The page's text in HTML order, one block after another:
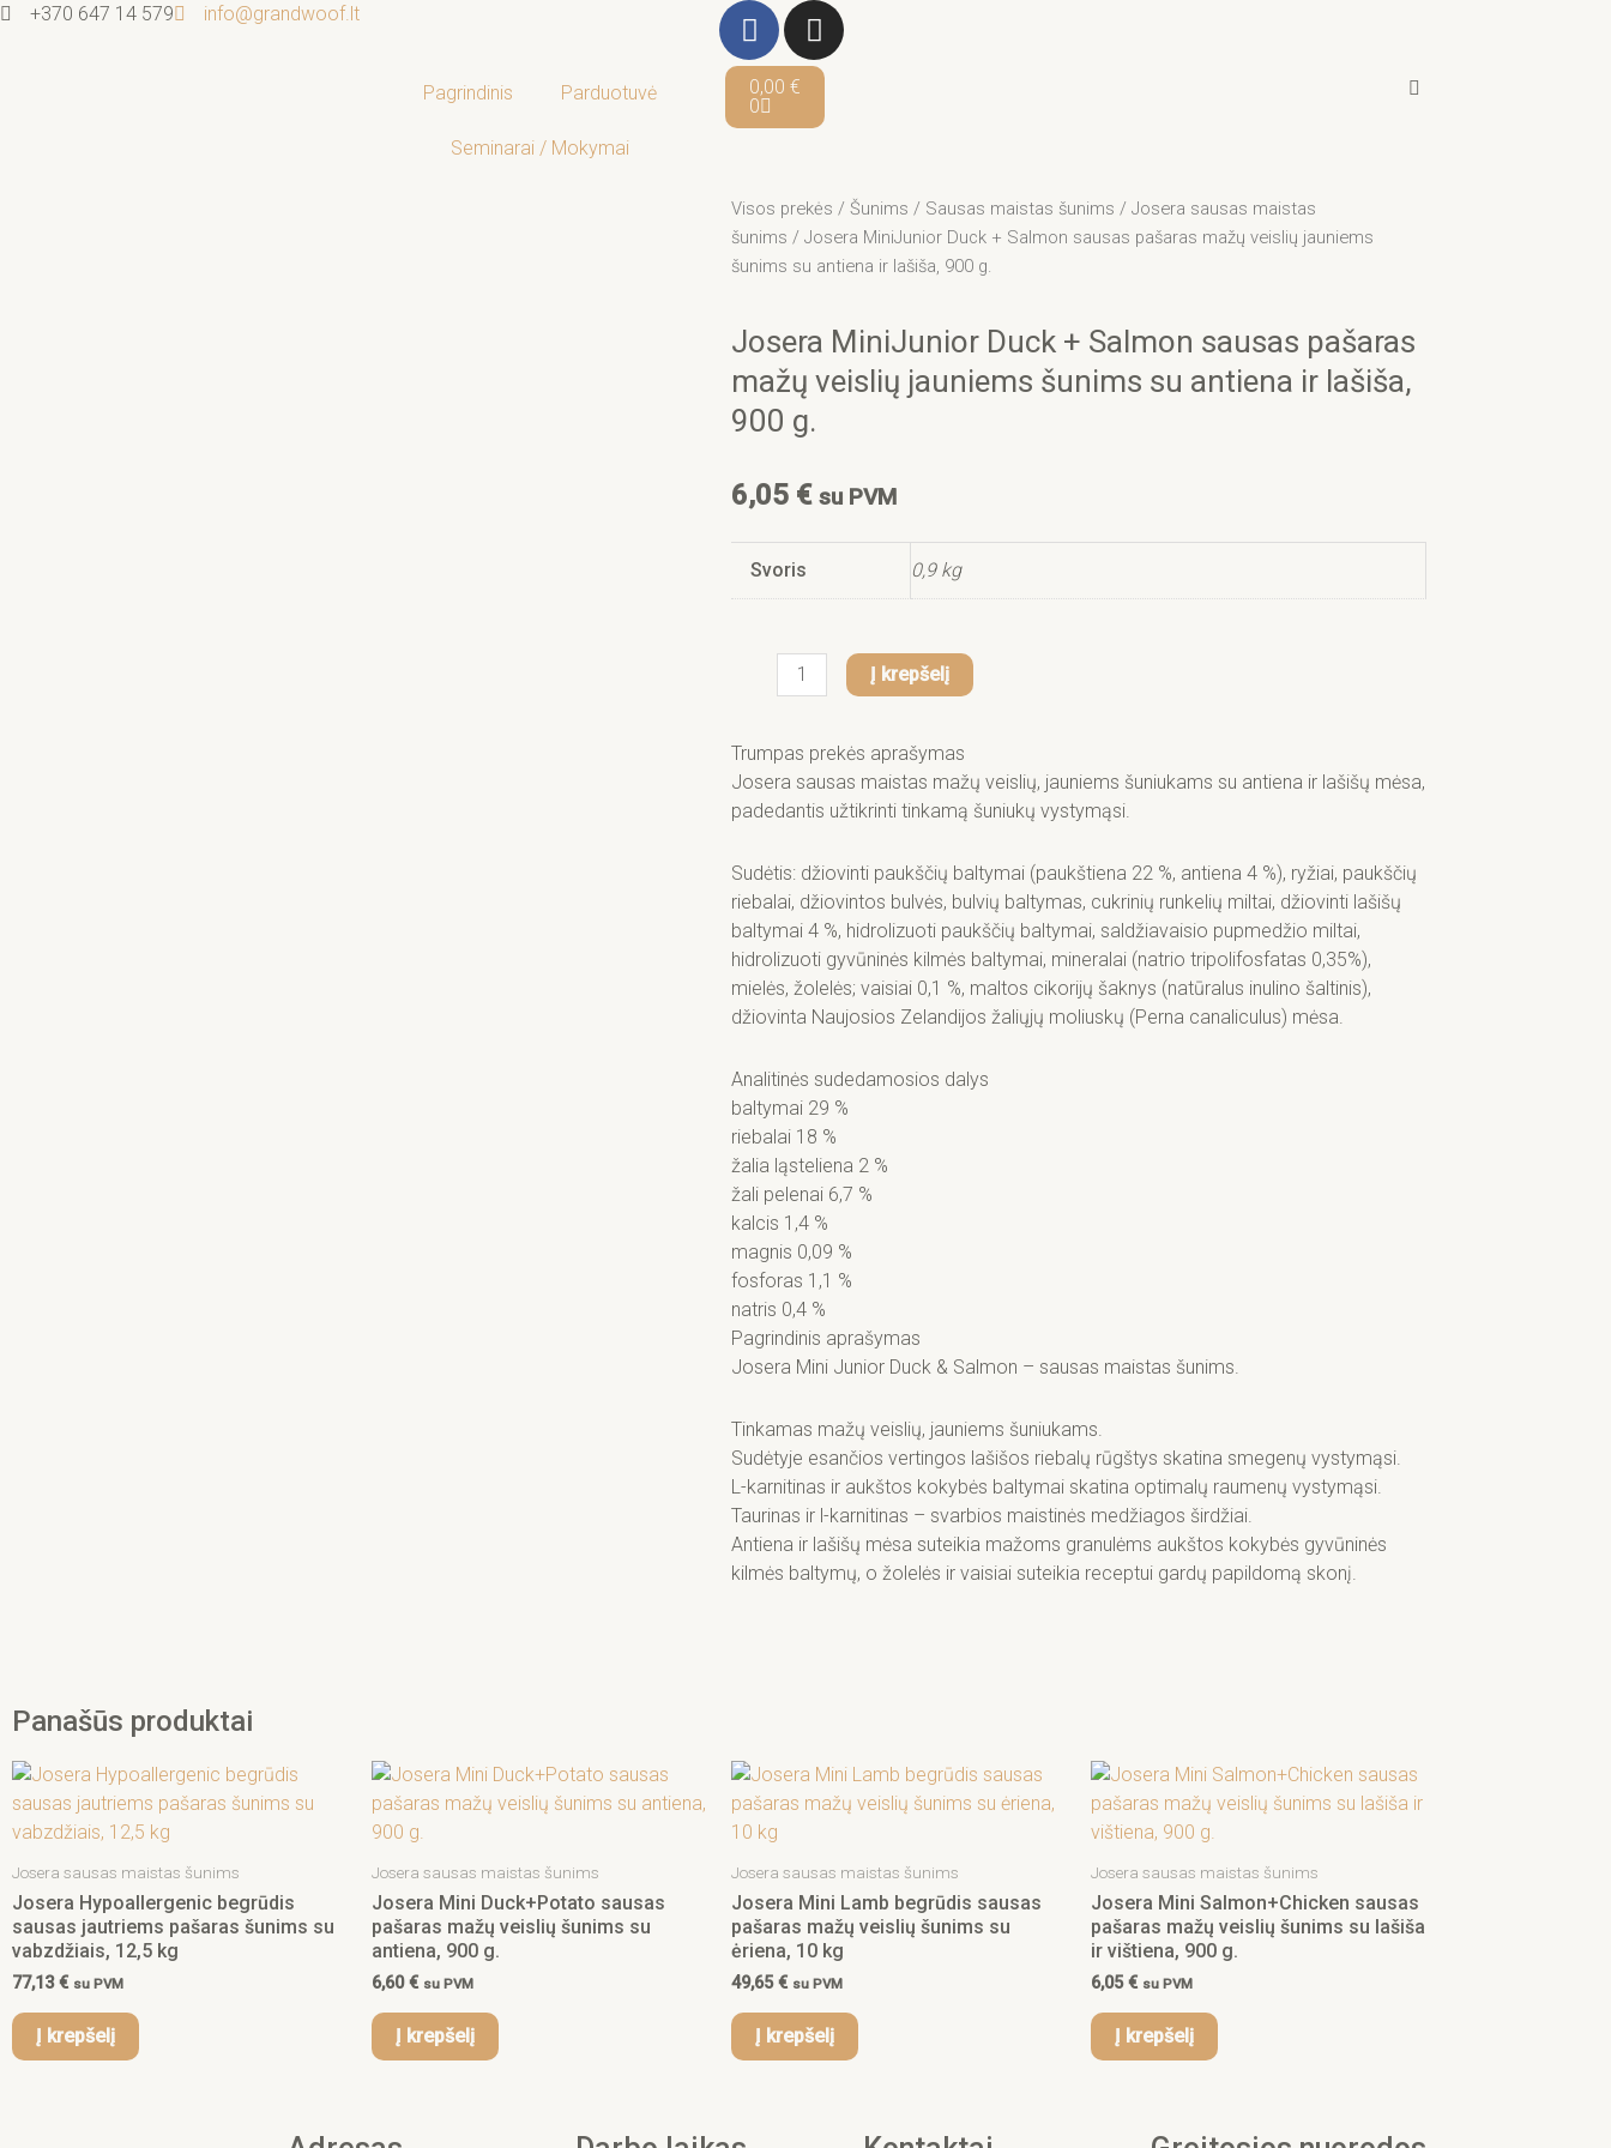
Pereiti+370 647 14 579 info@grandwoof.lt
F
a
c
e
b
k
-
f
I
n
s
a
r
a
m
Pagrindinis Parduotuvė
Seminarai / Mokymai
0,00 €
0
Cart
Visos prekės / Šunims / Sausas maistas šunims / Josera sausas maistas
šunims / Josera MiniJunior Duck + Salmon sausas pašaras mažų veislių jauniems
šunims su antiena ir lašiša, 900 g.
Josera MiniJunior Duck + Salmon sausas pašaras
mažų veislių jauniems šunims su antiena ir lašiša,
900 g.
6,05 € su PVM
Svoris 0,9 kg
produkto
kiekis:
MiniJunior
Duck
+
sausas
pašaras
mažų
veislių
jauniems
šunims
antiena
ir
lašiša,
900
g.
Į krepšelį
Trumpas prekės aprašymas
Josera sausas maistas mažų veislių, jauniems šuniukams su antiena ir lašišų mėsa,
padedantis užtikrinti tinkamą šuniukų vystymąsi.
Sudėtis: džiovinti paukščių baltymai (paukštiena 22 %, antiena 4 %), ryžiai, paukščių
riebalai, džiovintos bulvės, bulvių baltymas, cukrinių runkelių miltai, džiovinti lašišų
baltymai 4 %, hidrolizuoti paukščių baltymai, saldžiavaisio pupmedžio miltai,
hidrolizuoti gyvūninės kilmės baltymai, mineralai (natrio tripolifosfatas 0,35%),
mielės, žolelės; vaisiai 0,1 %, maltos cikorijų šaknys (natūralus inulino šaltinis),
džiovinta Naujosios Zelandijos žaliųjų moliuskų (Perna canaliculus) mėsa.
Analitinės sudedamosios dalys
baltymai 29 %
riebalai 18 %
žalia ląsteliena 2 %
žali pelenai 6,7 %
kalcis 1,4 %
magnis 0,09 %
fosforas 1,1 %
natris 0,4 %
Pagrindinis aprašymas
Josera Mini Junior Duck & Salmon – sausas maistas šunims.
Tinkamas mažų veislių, jauniems šuniukams.
Sudėtyje esančios vertingos lašišos riebalų rūgštys skatina smegenų vystymąsi.
L-karnitinas ir aukštos kokybės baltymai skatina optimalų raumenų vystymąsi.
Taurinas ir l-karnitinas – svarbios maistinės medžiagos širdžiai.
Antiena ir lašišų mėsa suteikia mažoms granulėms aukštos kokybės gyvūninės
kilmės baltymų, o žolelės ir vaisiai suteikia receptui gardų papildomą skonį.
Panašūs produktai
Josera sausas maistas šunims
Josera Hypoallergenic begrūdis
sausas jautriems pašaras šunims su
vabzdžiais, 12,5 kg
77,13€ su PVM
Į krepšelį
Josera sausas maistas šunims
Josera Mini Duck+Potato sausas
pašaras mažų veislių šunims su
antiena, 900 g.
6,60€ su PVM
Į krepšelį
Josera sausas maistas šunims
Josera Mini Lamb begrūdis sausas
pašaras mažų veislių šunims su
ėriena, 10 kg
49,65€ su PVM
Į krepšelį
Josera sausas maistas šunims
Josera Mini Salmon+Chicken sausas
pašaras mažų veislių šunims su lašiša
ir vištiena, 900 g.
6,05€ su PVM
Į krepšelį